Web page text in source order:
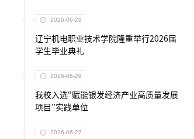
2026-06-29
辽宁机电职业技术学院隆重举行2026届
学生毕业典礼
2026-06-29
我校入选“赋能银发经济产业高质量发展
项目”实践单位
2026-06-27